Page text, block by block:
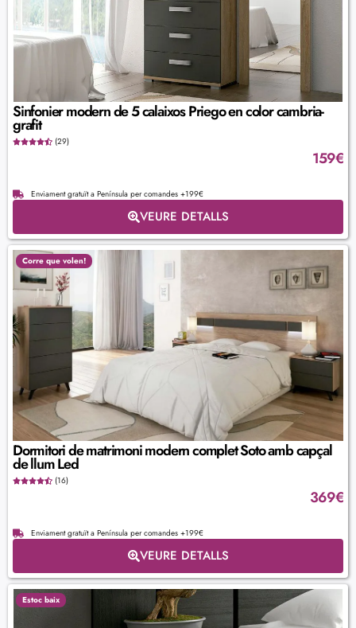
Sinfonier modern de 5 calaixos Priego en color cambria-
grafit
(29)
159€
Enviament gratuït a Península per comandes +199€
VEURE DETALLS
Corre que volen!
Dormitori de matrimoni modern complet Soto amb capçal
de llum Led
(16)
369€
Enviament gratuït a Península per comandes +199€
VEURE DETALLS
Estoc baix